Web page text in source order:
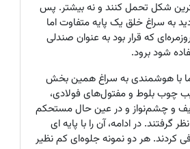
شکل تحمل کنند و نه بیشتر. پس
به سراغ خلق یک پایه متفاوت اما
که قرار بود به عنوان صندلی
شود برود.
با هوشمندی به سراغ همین بخش
چوب بلوط و مفتول‌های فولادی،
و چشم‌نواز و در عین حال مستحکم
گرفتند. در ادامه، آن را با پایه ای
کردند. هر دو نمونه جلوه‌ای کم نظیر